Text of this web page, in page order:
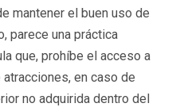
mantener el buen uso de
parece una práctica
que, prohíbe el acceso a
en caso de
no adquirida dentro del